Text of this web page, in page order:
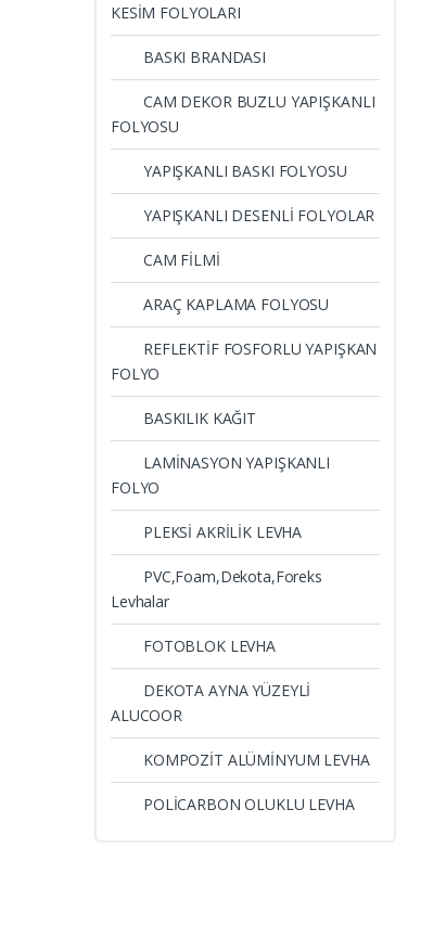
KESİM FOLYOLARI
BASKI BRANDASI
CAM DEKOR BUZLU YAPIŞKANLI
FOLYOSU
YAPIŞKANLI BASKI FOLYOSU
YAPIŞKANLI DESENLİ FOLYOLAR
CAM FİLMİ
ARAÇ KAPLAMA FOLYOSU
REFLEKTİF FOSFORLU YAPIŞKAN
FOLYO
BASKILIK KAĞIT
LAMİNASYON YAPIŞKANLI
FOLYO
PLEKSİ AKRİLİK LEVHA
PVC,Foam,Dekota,Foreks
Levhalar
FOTOBLOK LEVHA
DEKOTA AYNA YÜZEYLİ
ALUCOOR
KOMPOZİT ALÜMİNYUM LEVHA
POLİCARBON OLUKLU LEVHA